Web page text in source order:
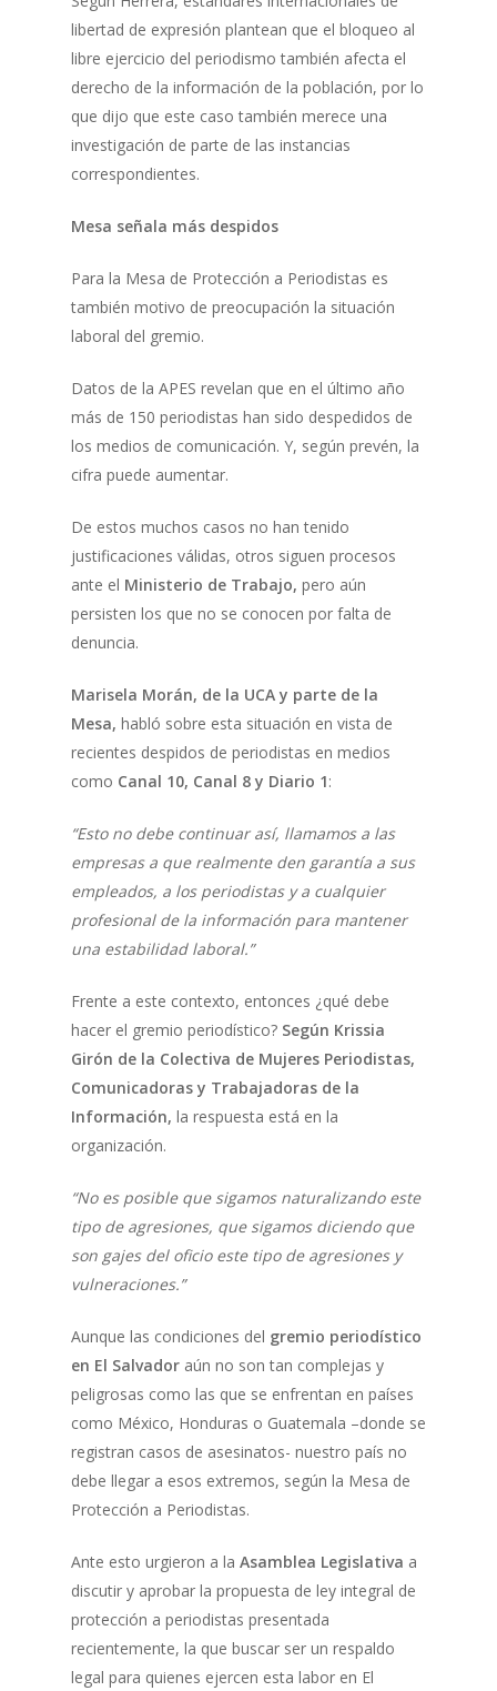
libertad de expresión plantean que el bloqueo al
libre ejercicio del periodismo también afecta el
derecho de la información de la población, por lo
que dijo que este caso también merece una
investigación de parte de las instancias
correspondientes.
Mesa señala más despidos
Para la Mesa de Protección a Periodistas es
también motivo de preocupación la situación
laboral del gremio.
Datos de la APES revelan que en el último año
más de 150 periodistas han sido despedidos de
los medios de comunicación. Y, según prevén, la
cifra puede aumentar.
De estos muchos casos no han tenido
justificaciones válidas, otros siguen procesos
ante el Ministerio de Trabajo, pero aún
persisten los que no se conocen por falta de
denuncia.
Marisela Morán, de la UCA y parte de la
Mesa, habló sobre esta situación en vista de
recientes despidos de periodistas en medios
como Canal 10, Canal 8 y Diario 1:
“Esto no debe continuar así, llamamos a las
empresas a que realmente den garantía a sus
empleados, a los periodistas y a cualquier
profesional de la información para mantener
una estabilidad laboral.”
Frente a este contexto, entonces ¿qué debe
hacer el gremio periodístico? Según Krissia
Girón de la Colectiva de Mujeres Periodistas,
Comunicadoras y Trabajadoras de la
Información, la respuesta está en la
organización.
“No es posible que sigamos naturalizando este
tipo de agresiones, que sigamos diciendo que
son gajes del oficio este tipo de agresiones y
vulneraciones.”
Aunque las condiciones del gremio periodístico
en El Salvador aún no son tan complejas y
peligrosas como las que se enfrentan en países
como México, Honduras o Guatemala –donde se
registran casos de asesinatos- nuestro país no
debe llegar a esos extremos, según la Mesa de
Protección a Periodistas.
Ante esto urgieron a la Asamblea Legislativa a
discutir y aprobar la propuesta de ley integral de
protección a periodistas presentada
recientemente, la que buscar ser un respaldo
legal para quienes ejercen esta labor en El